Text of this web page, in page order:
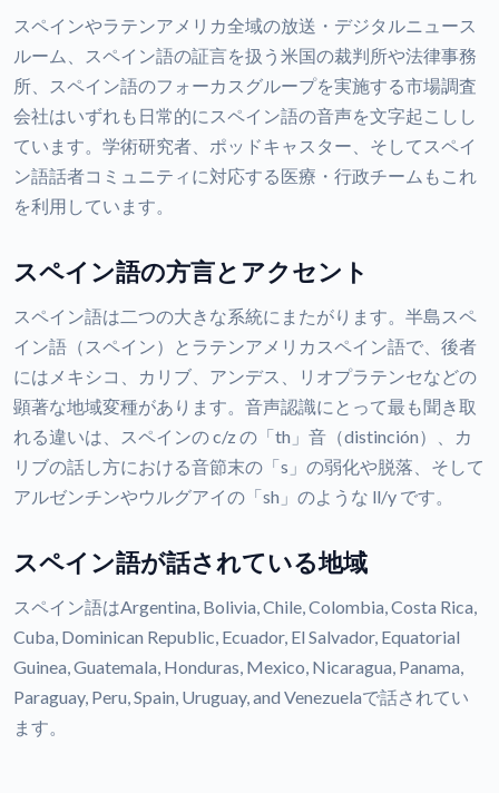
スペインやラテンアメリカ全域の放送・デジタルニュース
ルーム、スペイン語の証言を扱う米国の裁判所や法律事務
所、スペイン語のフォーカスグループを実施する市場調査
会社はいずれも日常的にスペイン語の音声を文字起こしし
ています。学術研究者、ポッドキャスター、そしてスペイ
ン語話者コミュニティに対応する医療・行政チームもこれ
を利用しています。
スペイン語の方言とアクセント
スペイン語は二つの大きな系統にまたがります。半島スペ
イン語（スペイン）とラテンアメリカスペイン語で、後者
にはメキシコ、カリブ、アンデス、リオプラテンセなどの
顕著な地域変種があります。音声認識にとって最も聞き取
れる違いは、スペインの c/z の「th」音（distinción）、カ
リブの話し方における音節末の「s」の弱化や脱落、そして
アルゼンチンやウルグアイの「sh」のような ll/y です。
スペイン語が話されている地域
スペイン語はArgentina, Bolivia, Chile, Colombia, Costa Rica,
Cuba, Dominican Republic, Ecuador, El Salvador, Equatorial
Guinea, Guatemala, Honduras, Mexico, Nicaragua, Panama,
Paraguay, Peru, Spain, Uruguay, and Venezuelaで話されてい
ます。